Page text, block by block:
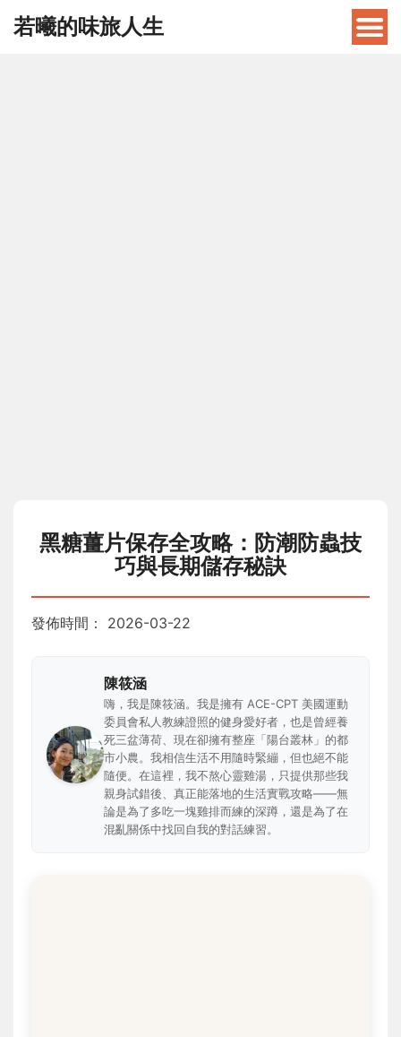
若曦的味旅人生
黑糖薑片保存全攻略：防潮防蟲技
巧與長期儲存秘訣
發佈時間： 2026-03-22
陳筱涵
嗨，我是陳筱涵。我是擁有 ACE-CPT 美國運動
委員會私人教練證照的健身愛好者，也是曾經養
死三盆薄荷、現在卻擁有整座「陽台叢林」的都
市小農。我相信生活不用隨時緊繃，但也絕不能
隨便。在這裡，我不熬心靈雞湯，只提供那些我
親身試錯後、真正能落地的生活實戰攻略——無
論是為了多吃一塊雞排而練的深蹲，還是為了在
混亂關係中找回自我的對話練習。